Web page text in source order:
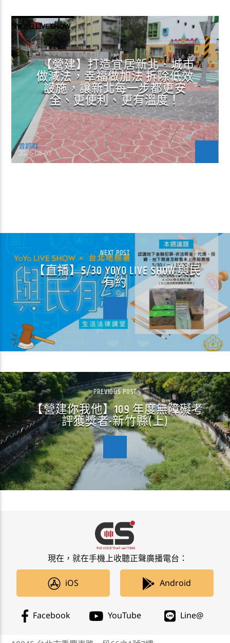
YOYO LIVE SHOW
【營建】打造宜居新北．城市
做減法，幸福做加法 拆除低效
設施，讓新北每一步都更安
全、更便利、更有溫度！
曾超群
2026-08-03
NEXT POST
【直播】5/30 YOYO LIVE SHOW 與民
有約
PREVIOUS POST
【營建你我他】109 年度無障礙考
評獲獎者-新竹縣(上)
現在，就在手機上收聽正聲廣播電台：
iOS Android
Facebook YouTube Line@